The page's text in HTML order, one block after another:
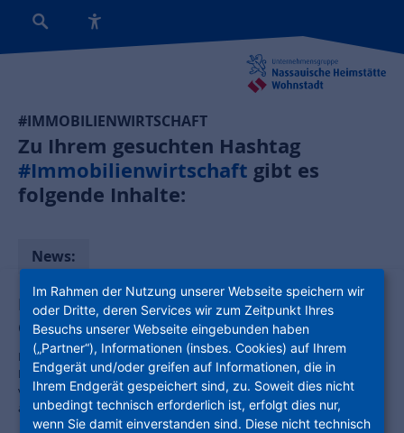
#IMMOBILIENWIRTSCHAFT
Zu Ihrem gesuchten Hashtag
#Immobilienwirtschaft gibt es
folgende Inhalte:
News:
Ehemaliges Postzentrum in Offenbach wird
Geschichte
Der Abbruch des ehemaligen Postzentrums an der
Liebigstraße/Marienstraße in Offenbach wird voraussichtlich in der
vierten Aprilwoche 2026 beginnen und bis zum Frühjahr 2027
abgeschlossen sein.
Im Rahmen der Nutzung unserer Webseite speichern wir
oder Dritte, deren Services wir zum Zeitpunkt Ihres
Besuchs unserer Webseite eingebunden haben
(„Partner“), Informationen (insbes. Cookies) auf Ihrem
Endgerät und/oder greifen auf Informationen, die in
Ihrem Endgerät gespeichert sind, zu. Soweit dies nicht
unbedingt technisch erforderlich ist, erfolgt dies nur,
wenn Sie damit einverstanden sind. Diese nicht technisch